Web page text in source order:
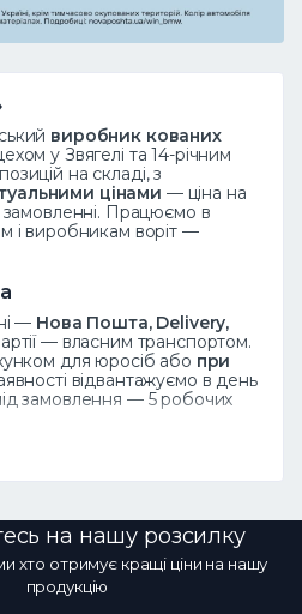
виробник кованих
у Звягелі та 14-річним
на складі, з
цінами — ціна на
замовленні. Працюємо в
і виробникам воріт —
— Нова Пошта, Delivery,
— власним транспортом.
для юросіб або при
відвантажуємо в день
замовлення — 5 робочих
товар у кошик або
10 13 — менеджер
на нашу розсилку
хто отримує кращі ціни на нашу
продукцію